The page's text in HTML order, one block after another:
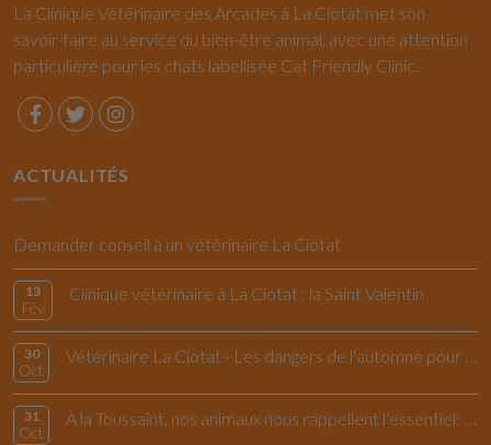
La Clinique Vétérinaire des Arcades à La Ciotat met son
savoir-faire au service du bien-être animal, avec une attention
particulière pour les chats labellisée Cat Friendly Clinic.
ACTUALITÉS
Demander conseil à un vétérinaire La Ciotat
13
Fév
Clinique vétérinaire à La Ciotat : la Saint Valentin
30
Oct
Vétérinaire La Ciotat - Les dangers de l'automne pour le chiens et les chats
31
Oct
À la Toussaint, nos animaux nous rappellent l’essentiel: vivre l’instant présent